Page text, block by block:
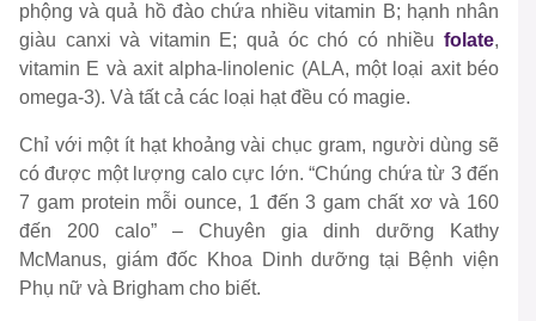
phộng và quả hồ đào chứa nhiều vitamin B; hạnh nhân
giàu canxi và vitamin E; quả óc chó có nhiều folate,
vitamin E và axit alpha-linolenic (ALA, một loại axit béo
omega-3). Và tất cả các loại hạt đều có magie.
Chỉ với một ít hạt khoảng vài chục gram, người dùng sẽ
có được một lượng calo cực lớn. “Chúng chứa từ 3 đến
7 gam protein mỗi ounce, 1 đến 3 gam chất xơ và 160
đến 200 calo” – Chuyên gia dinh dưỡng Kathy
McManus, giám đốc Khoa Dinh dưỡng tại Bệnh viện
Phụ nữ và Brigham cho biết.